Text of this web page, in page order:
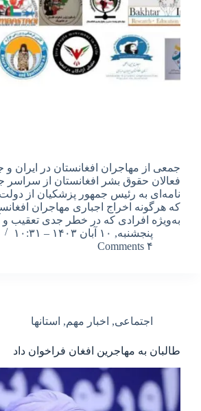
جمعی از مهاجران افغانستان در ایران و
فعالان حقوق بشر افغانستان از سراسر
نامه‌ای به رئیس جمهور پزشکیان از
که هرگونه اخراج اجباری مهاجران
به‌ویژه افرادی که در خطر جدی تعقیب و
پنجشنبه, ۱۰ آبان ۱۴۰۳ – ۱۰:۳۱
۴ Comments
اجتماعی, اخبار مهم, استانها
طالبان به مهاجرین افغان فراخوان داد